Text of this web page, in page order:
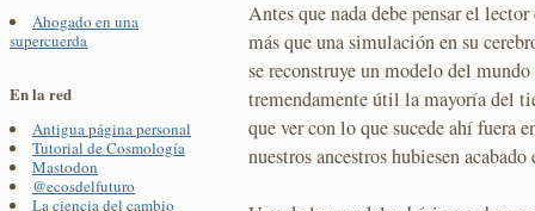
Ahogado en una
supercuerda
En la red
Antigua página personal
Tutorial de Cosmología
Mastodon
@ecosdelfuturo
La ciencia del cambio
Antes que nada debe pensar el
más que una simulación en su
se reconstruye un modelo del
tremendamente útil la mayoría del
que ver con lo que sucede ahí fuera
nuestros ancestros hubiesen